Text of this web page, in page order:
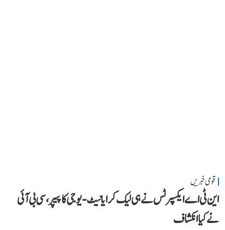
قومی خبریں
این ٹی اے ایکسپرٹس نے ہی لیک کرایا نیٹ-یوجی کا پیپر، سی بی آئی
نے کیا انکشاف